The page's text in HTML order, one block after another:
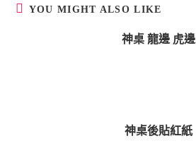
u
YOU MIGHT ALSO LIKE
神桌 龍邊 虎邊
神桌後貼紅紙